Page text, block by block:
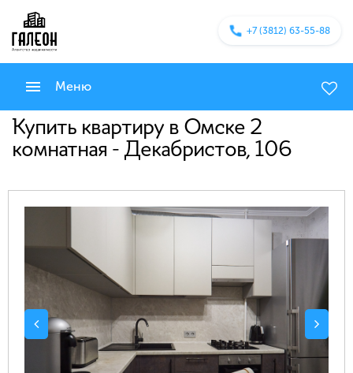
+7 (3812) 63-55-88
Меню
Купить квартиру в Омске 2
комнатная - Декабристов, 106